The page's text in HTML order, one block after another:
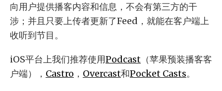
向用户提供播客内容和信息，不会有第三方的干
涉；并且只要上传者更新了Feed，就能在客户端上
收听到节目。
iOS平台上我们推荐使用Podcast （苹果预装播客客
户端）， Castro ， Overcast和Pocket Casts。